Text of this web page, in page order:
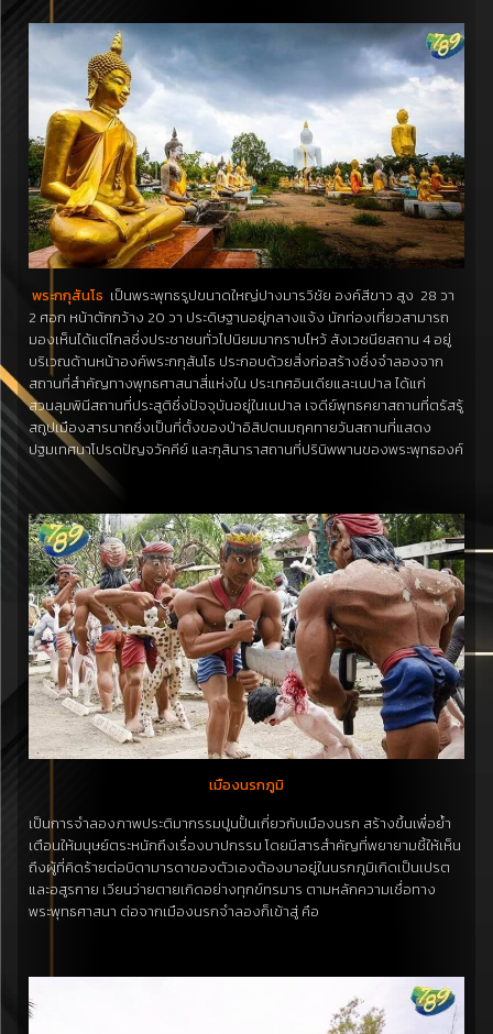
พระกกุสันโธ เป็นพระพุทธรูปขนาดใหญ่ปางมารวิชัย องค์สีขาว สูง 28 วา
2 ศอก หน้าตักกว้าง 20 วา ประดิษฐานอยู่กลางแจ้ง นักท่องเที่ยวสามารถ
มองเห็นได้แต่ไกลซึ่งประชาชนทั่วไปนิยมมากราบไหว้ สังเวชนียสถาน 4 อยู่
บริเวณด้านหน้าองค์พระกกุสันโธ ประกอบด้วยสิ่งก่อสร้างซึ่งจำลองจาก
สถานที่สำคัญทางพุทธศาสนาสี่แห่งใน ประเทศอินเดียและเนปาล ได้แก่
สวนลุมพินีสถานที่ประสูติซึ่งปัจจุบันอยู่ในเนปาล เจดีย์พุทธคยาสถานที่ตรัสรู้
สถูปเมืองสารนาถซึ่งเป็นที่ตั้งของป่าอิสิปตนมฤคทายวันสถานที่แสดง
ปฐมเทศนาโปรดปัญจวัคคีย์ และกุสินาราสถานที่ปรินิพพานของพระพุทธองค์
เมืองนรกภูมิ
เป็นการจำลองภาพประติมากรรมปูนปั้นเกี่ยวกับเมืองนรก สร้างขึ้นเพื่อย้ำ
เตือนให้มนุษย์ตระหนักถึงเรื่องบาปกรรม โดยมีสารสำคัญที่พยายามชี้ให้เห็น
ถึงผู้ที่คิดร้ายต่อบิดามารดาของตัวเองต้องมาอยู่ในนรกภูมิเกิดเป็นเปรต
และอสูรกาย เวียนว่ายตายเกิดอย่างทุกข์ทรมาร ตามหลักความเชื่อทาง
พระพุทธศาสนา ต่อจากเมืองนรกจำลองก็เข้าสู่ คือ